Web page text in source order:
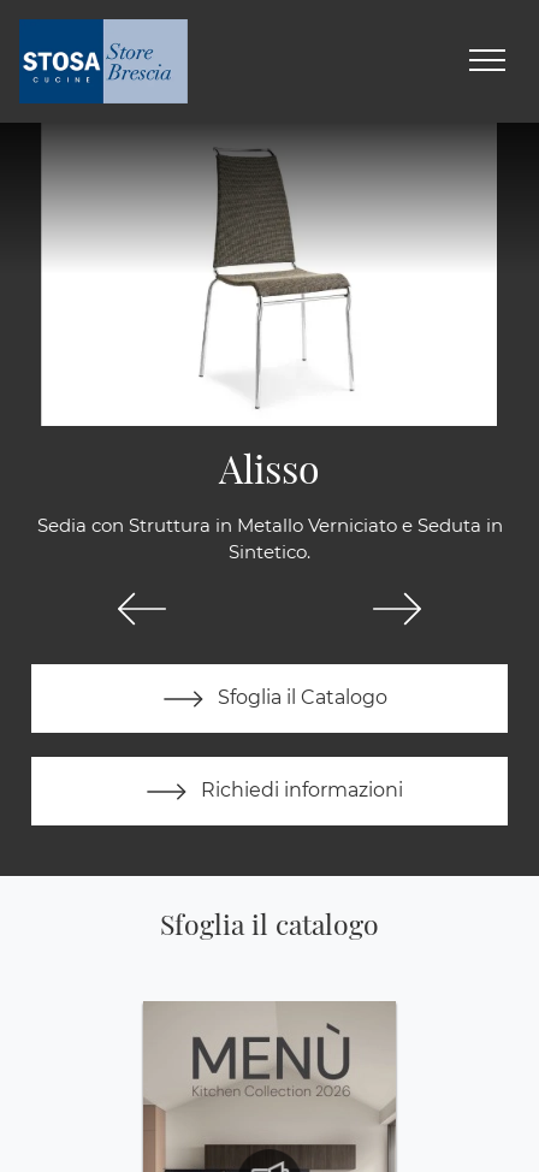
Sedia con Struttura in Metallo Verniciato e Seduta in
Sintetico.
Sfoglia il Catalogo
Richiedi informazioni
Alisso
Sfoglia il catalogo